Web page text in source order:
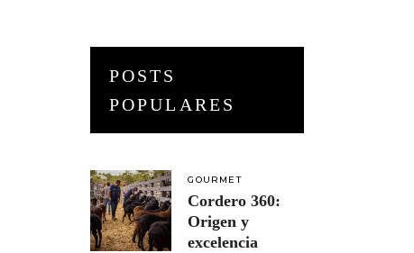
POSTS
POPULARES
GOURMET
Cordero 360:
Origen y
excelencia